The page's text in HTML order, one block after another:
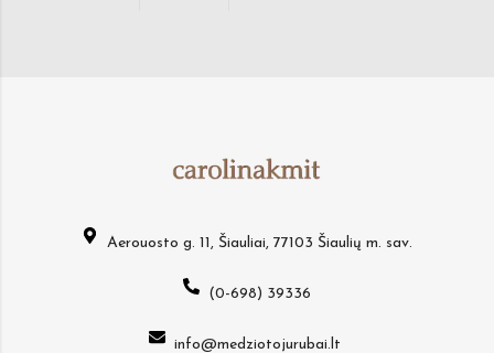
Aerouosto g. 11, Šiauliai, 77103 Šiaulių m. sav.
(0-698) 39336
info@medziotojurubai.lt